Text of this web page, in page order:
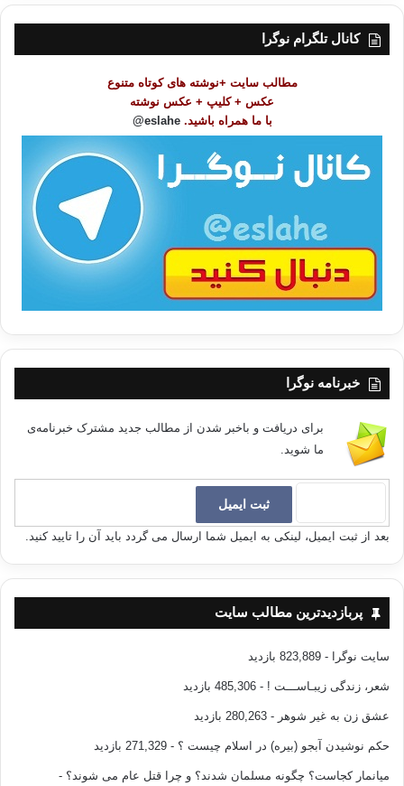
کانال تلگرام نوگرا
مطالب سایت +نوشته های کوتاه متنوع
عکس + کلیپ + عکس نوشته
با ما همراه باشید. eslahe@
خبرنامه نوگرا
برای دریافت و باخبر شدن از مطالب جدید مشترک خبرنامه‌ی
ما شوید.
بعد از ثبت ایمیل، لینکی به ایمیل شما ارسال می گردد باید آن را تایید کنید.
پربازدیدترین مطالب سایت
سایت نوگرا - 823,889 بازدید
شعر، زندگی زیبـاســـت ! - 485,306 بازدید
عشق زن به غیر شوهر - 280,263 بازدید
حکم نوشیدن آبجو (بیره) در اسلام چیست ؟ - 271,329 بازدید
میانمار کجاست؟ چگونه مسلمان شدند؟ و چرا قتل عام می شوند؟ -